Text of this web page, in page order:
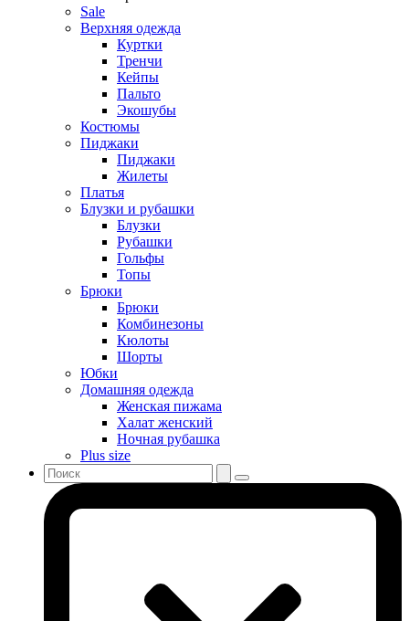
Sale
Верхняя одежда
Куртки
Тренчи
Кейпы
Пальто
Экошубы
Костюмы
Пиджаки
Пиджаки
Жилеты
Платья
Блузки и рубашки
Блузки
Рубашки
Гольфы
Топы
Брюки
Брюки
Комбинезоны
Кюлоты
Шорты
Юбки
Домашняя одежда
Женская пижама
Халат женский
Ночная рубашка
Plus size